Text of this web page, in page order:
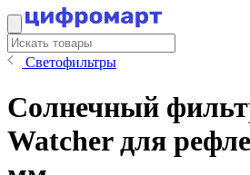
Светофильтры
Солнечный
Watcher для